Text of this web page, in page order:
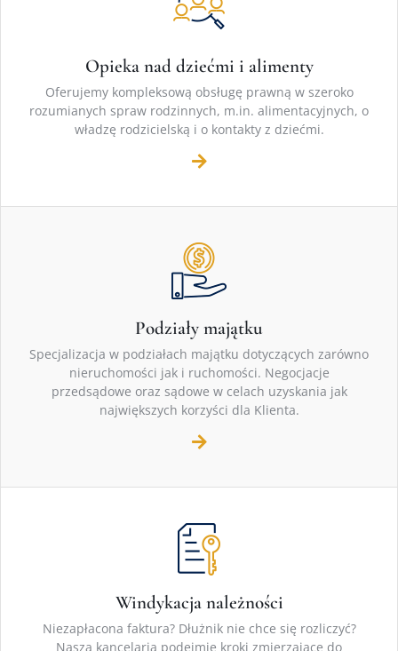
Opieka nad dziećmi i alimenty
Oferujemy kompleksową obsługę prawną w szeroko
rozumianych spraw rodzinnych, m.in. alimentacyjnych, o
władzę rodzicielską i o kontakty z dziećmi.
Podziały majątku
Specjalizacja w podziałach majątku dotyczących zarówno
nieruchomości jak i ruchomości. Negocjacje
przedsądowe oraz sądowe w celach uzyskania jak
największych korzyści dla Klienta.
Windykacja należności
Niezapłacona faktura? Dłużnik nie chce się rozliczyć?
Nasza kancelaria podejmie kroki zmierzające do